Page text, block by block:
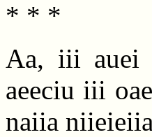
* * *
Aa, iii auei
aeeciu iii
naiia